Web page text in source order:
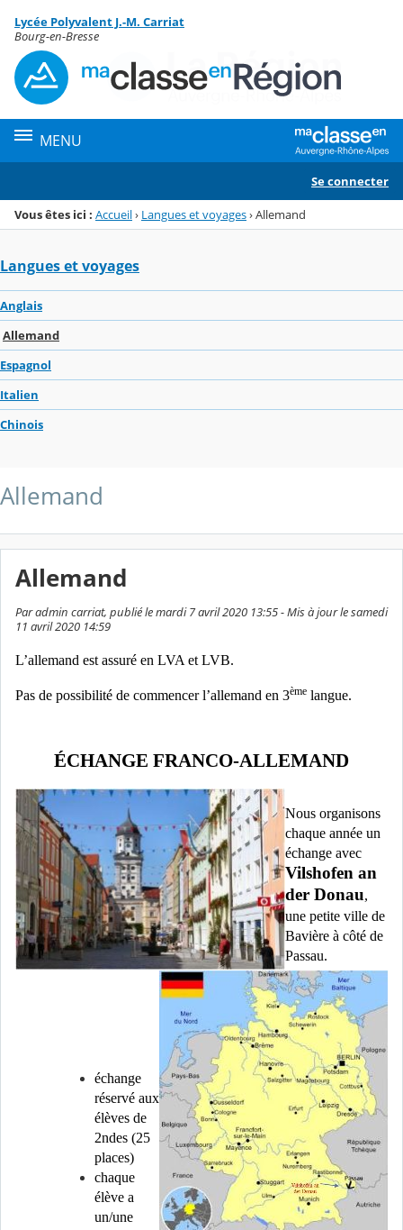
Menu de la rubrique
Contenu
Lycée Polyvalent J.-M. Carriat
Bourg-en-Bresse
MENU
Se connecter
Vous êtes ici : Accueil› Langues et voyages›Allemand
Langues et voyages
Anglais
Allemand
Espagnol
Italien
Chinois
Allemand
Allemand
Par admin carriat, publié le mardi 7 avril 2020 13:55 - Mis à jour le samedi
11 avril 2020 14:59
L’allemand est assuré en LVA et LVB.
Pas de possibilité de commencer l’allemand en 3ème langue.
ÉCHANGE FRANCO-ALLEMAND
Nous organisons
chaque année un
échange avec
Vilshofen an
der Donau,
une petite ville de
Bavière à côté de
Passau.
échange
réservé aux
élèves de
2ndes (25
places)
chaque
élève a
un/une